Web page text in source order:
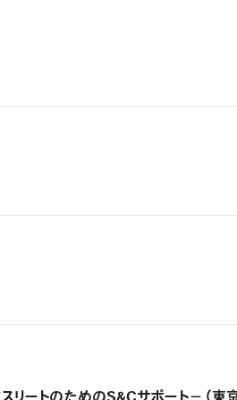
リートのためのS&Cサポート－（東